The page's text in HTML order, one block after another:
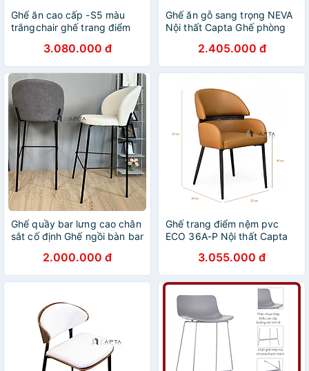
Ghế ăn cao cấp -S5 màu
trắngchair ghế trang điểm
chuẩn Châu Âu – Italy ở
HCM
3.080.000 đ
Ghế ăn gỗ sang trọng NEVA
Nội thất Capta Ghế phòng
tay lưng tựa cao
2.405.000 đ
Ghế quầy bar lưng cao chân
sắt cố định Ghế ngồi bàn bar
COCO-F2.000.000 đ
Ghế trang điểm nệm pvc
ECO 36A-P Nội thất Capta
cấp bọc da có tay tựa chân
sắt sơn đen tại tp hcm
3.055.000 đ